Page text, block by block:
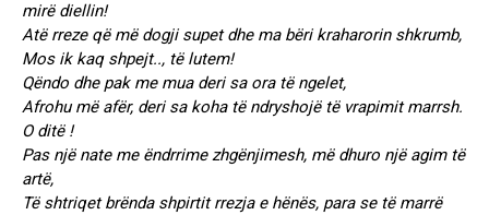
mirë diellin!
Atë rreze që më dogji supet dhe ma bëri kraharorin shkrumb,
Mos ik kaq shpejt.., të lutem!
Qëndo dhe pak me mua deri sa ora të ngelet,
Afrohu më afër, deri sa koha të ndryshojë të vrapimit marrsh.
O ditë !
Pas një nate me ëndrrime zhgënjimesh, më dhuro një agim të
artë,
Të shtriqet brënda shpirtit rrezja e hënës, para se të marrë